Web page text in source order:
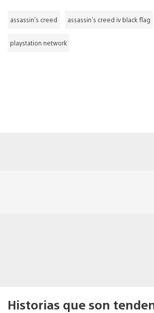
assassin's creed assassin's creed iv black flag
playstation network
Historias que son